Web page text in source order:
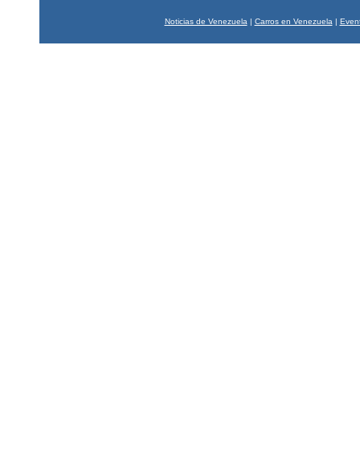
Noticias de Venezuela | Carros en Venezuela |